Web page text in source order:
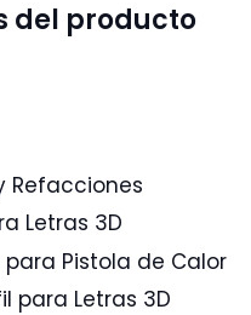
del producto
Refacciones
Letras 3D
para Pistola de Calor
para Letras 3D